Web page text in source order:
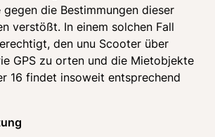
gegen die Bestimmungen dieser
verstößt. In einem solchen Fall
den unu Scooter über
GPS zu orten und die Mietobjekte
16 findet insoweit entsprechend